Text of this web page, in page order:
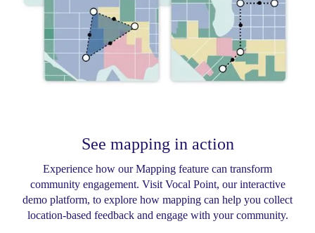
See mapping in action
Experience how our Mapping feature can transform
community engagement. Visit Vocal Point, our interactive
demo platform, to explore how mapping can help you collect
location-based feedback and engage with your community.